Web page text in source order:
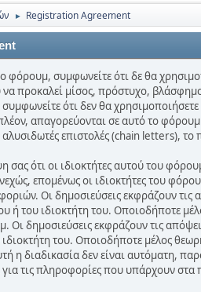
► Registration Agreement
φόρουμ, συμφωνείτε ότι δε θα
προκαλεί μίσος, πρόστυχο,
ότι δεν θα
απαγορεύονται σε αυτό το
αλυσιδωτές επιστολές (chain letters),
σας ότι οι ιδιοκτήτες αυτού του
επομένως οι ιδιοκτήτες του
Οι δημοσιεύσεις εκφράζουν τις
ή του ιδιοκτήτη του. Οποιοδήποτε
Οι δημοσιεύσεις εκφράζουν τις
του. Οποιοδήποτε μέλος
η διαδικασία δεν είναι αυτόματη,
για τις πληροφορίες που υπάρχουν